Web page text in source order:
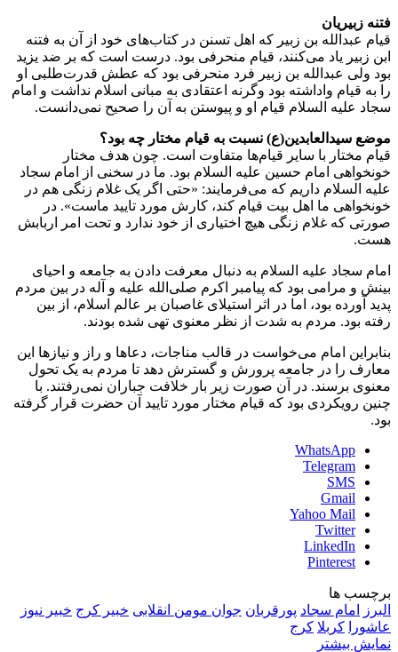
فتنه زبیریان
قیام عبدالله بن زبیر که اهل تسنن در کتاب‌های خود از آن به فتنه
ابن زبیر یاد می‌کنند، قیام منحرفی بود. درست است که بر ضد یزید
بود ولی عبدالله بن زبیر فرد منحرفی بود که عطش قدرت‌طلبی او
را به قیام واداشته بود وگرنه اعتقادی به مبانی اسلام نداشت و امام
سجاد علیه السلام قیام او و پیوستن به آن را صحیح نمی‌دانست.
موضع سیدالعابدین(ع) نسبت به قیام مختار چه بود؟
قیام مختار با سایر قیام‌ها متفاوت است. چون هدف مختار
خونخواهی امام حسین علیه السلام بود. ما در سخنی از امام سجاد
علیه السلام داریم که می‌فرمایند: «حتی اگر یک غلام زنگی هم در
خونخواهی ما اهل بیت قیام کند، کارش مورد تایید ماست». در
صورتی که غلام زنگی هیچ اختیاری از خود ندارد و تحت امر اربابش
هست.
امام سجاد علیه السلام به دنبال معرفت دادن به جامعه و احیای
بینش و مرامی بود که پیامبر اکرم صلی‌الله علیه و آله در بین مردم
پدید آورده بود، اما در اثر استیلای غاصبان بر عالم اسلام، از بین
رفته بود. مردم به شدت از نظر معنوی تهی شده بودند.
بنابراین امام می‌خواست در قالب مناجات، دعاها و راز و نیازها این
معارف را در جامعه پرورش و گسترش دهد تا مردم به یک تحول
معنوی برسند. در آن صورت زیر بار خلافت جباران نمی‌رفتند. با
چنین رویکردی بود که قیام مختار مورد تایید آن حضرت قرار گرفته
بود.
WhatsApp
Telegram
SMS
Gmail
Yahoo Mail
Twitter
LinkedIn
Pinterest
برچسب ها
البرز
امام سجاد پورقربان جوان مومن انقلابی خبیر کرج خبیر نیوز
عاشورا
کربلا کرج
نمایش بیشتر